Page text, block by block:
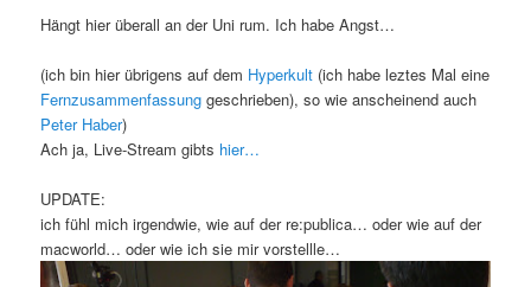
Hängt hier überall an der Uni rum. Ich habe Angst…
(ich bin hier übrigens auf dem Hyperkult (ich habe leztes Mal eine
Fernzusammenfassung geschrieben), so wie anscheinend auch
Peter Haber)
Ach ja, Live-Stream gibts hier…
UPDATE:
ich fühl mich irgendwie, wie auf der re:publica… oder wie auf der
macworld… oder wie ich sie mir vorstellle…